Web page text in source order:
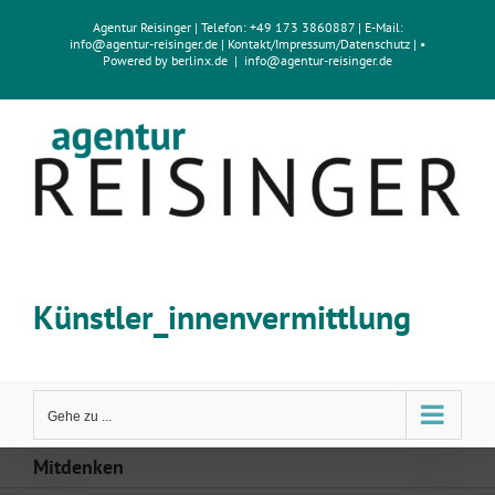
Agentur Reisinger| Telefon: +49 173 3860887 | E-Mail:
info@agentur-reisinger.de | Kontakt/Impressum/Datenschutz | •
Powered by berlinx.de | info@agentur-reisinger.de
Künstler_innenvermittlung
Gehe zu ...
Mitdenken